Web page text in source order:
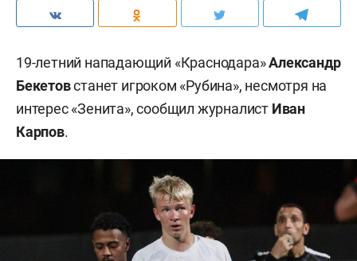
19-летний нападающий «Краснодара»Александр
Бекетовстанет игроком «Рубина», несмотря на
интерес «Зенита», сообщил журналист Иван
Карпов.